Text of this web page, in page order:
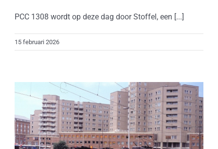
PCC 1308 wordt op deze dag door Stoffel, een [...]
15 februari 2026